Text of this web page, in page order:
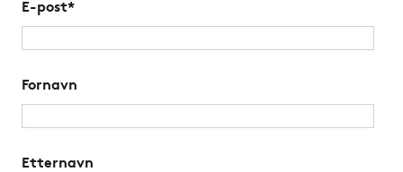
E-post*
Fornavn
Etternavn